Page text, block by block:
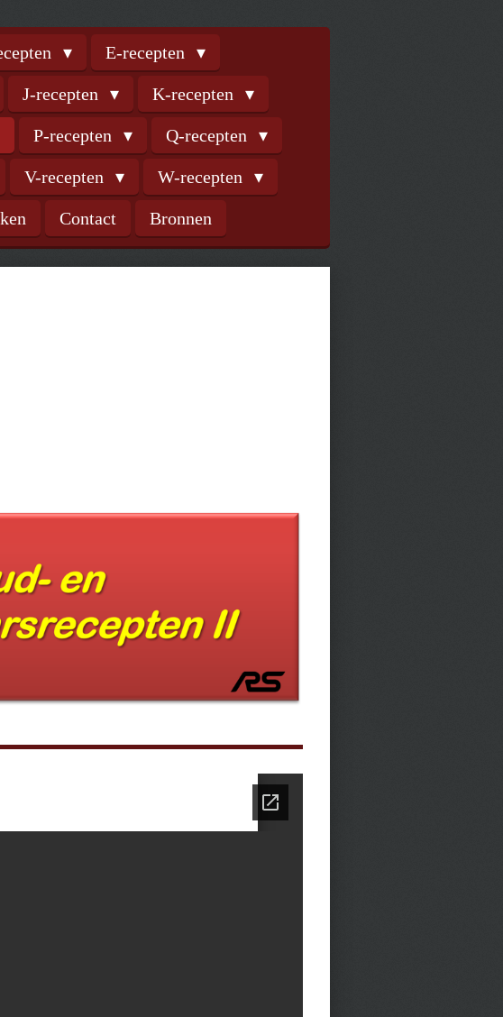
E-recepten
J-recepten K-recepten
P-recepten Q-recepten
V-recepten W-recepten
Contact Bronnen